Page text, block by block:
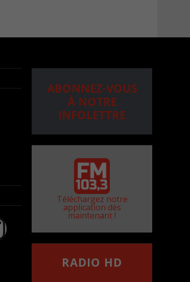
ABONNEZ-VOUS
À NOTRE
INFOLETTRE
Téléchargez notre
application dès
maintenant !
RADIO HD